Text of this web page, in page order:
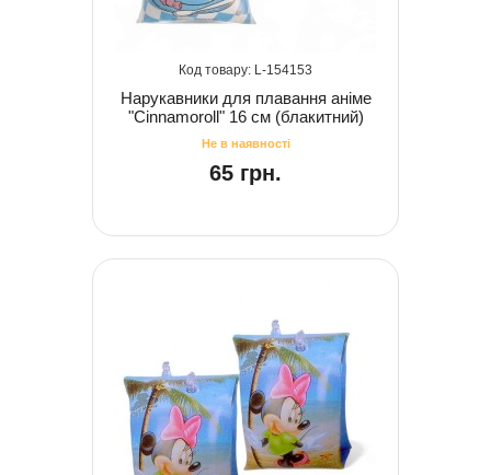
154153
Нарукавники для плавання аніме
"Cinnamoroll" 16 см (блакитний)
65 грн.